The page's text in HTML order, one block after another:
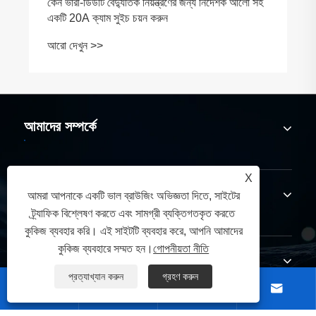
কেন ভারী-ডিউটি ​​বৈদ্যুতিক নিয়ন্ত্রণের জন্য নির্দেশক আলো সহ
একটি 20A ক্যাম সুইচ চয়ন করুন
আরো দেখুন >>
আমাদের সম্পর্কে
পণ্য
যোগাযোগ করুন
 
X
আমরা আপনাকে একটি ভাল ব্রাউজিং অভিজ্ঞতা দিতে, সাইটের
ট্র্যাফিক বিশ্লেষণ করতে এবং সামগ্রী ব্যক্তিগতকৃত করতে
কুকিজ ব্যবহার করি। এই সাইটটি ব্যবহার করে, আপনি আমাদের
কুকিজ ব্যবহারে সম্মত হন।গোপনীয়তা নীতি
প্রত্যাখ্যান করুন গ্রহণ করুন